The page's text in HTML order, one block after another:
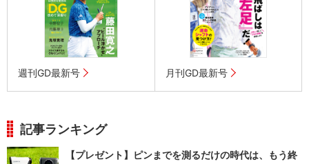
週刊GD最新号 月刊GD最新号
記事ランキング
【プレゼント】ピンまでを測るだけの時代は、もう終